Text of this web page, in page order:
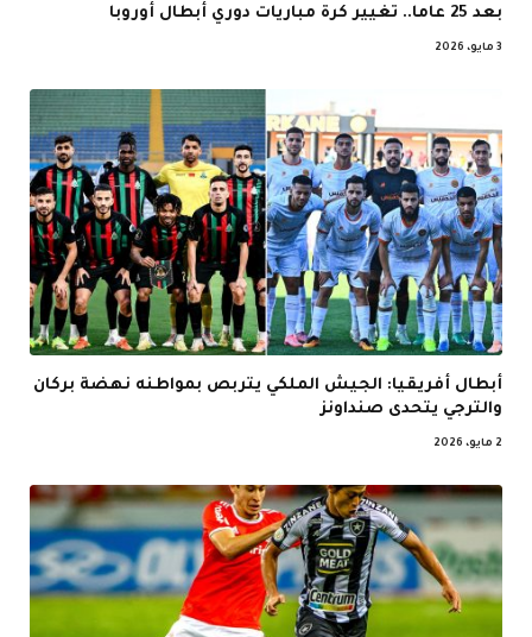
بعد 25 عاما.. تغيير كرة مباريات دوري أبطال أوروبا
3 مايو، 2026
أبطال أفريقيا: الجيش الملكي يتربص بمواطنه نهضة بركان
والترجي يتحدى صنداونز
2 مايو، 2026